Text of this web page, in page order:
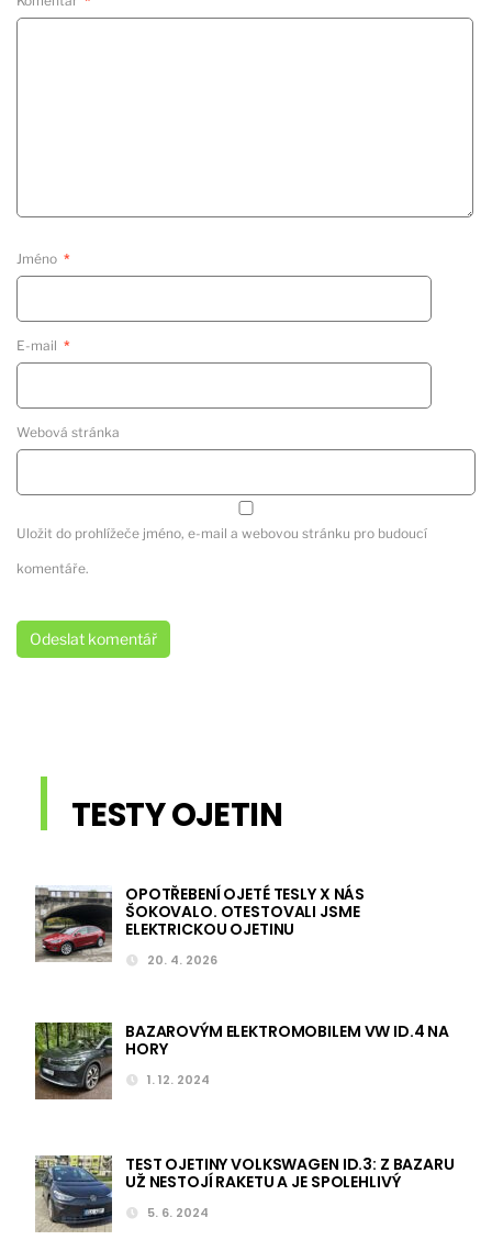
Jméno *
E-mail *
Webová stránka
Uložit do prohlížeče jméno, e-mail a webovou stránku pro budoucí
komentáře.
TESTY OJETIN
OPOTŘEBENÍ OJETÉ TESLY X NÁS
ŠOKOVALO. OTESTOVALI JSME
ELEKTRICKOU OJETINU
20. 4. 2026
BAZAROVÝM ELEKTROMOBILEM VW ID.4 NA
HORY
1. 12. 2024
TEST OJETINY VOLKSWAGEN ID.3: Z BAZARU
UŽ NESTOJÍ RAKETU A JE SPOLEHLIVÝ
5. 6. 2024